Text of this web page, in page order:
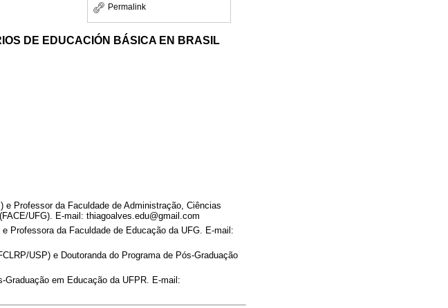
Permalink
DE EDUCACIÓN BÁSICA EN BRASIL
Professor da Faculdade de Administração, Ciências
UFG). E-mail: thiagoalves.edu@gmail.com
Professora da Faculdade de Educação da UFG. E-mail:
USP) e Doutoranda do Programa de Pós-Graduação
Graduação em Educação da UFPR. E-mail: